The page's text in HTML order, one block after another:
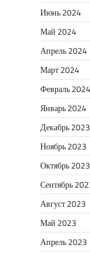
Июнь 2024
Май 2024
Апрель 2024
Март 2024
Февраль 2024
Январь 2024
Декабрь 2023
Ноябрь 2023
Октябрь 2023
Сентябрь
Август 2023
Май 2023
Апрель 2023